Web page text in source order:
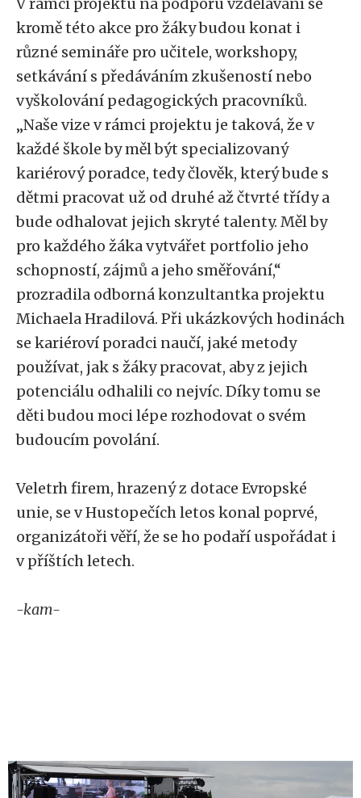
kromě této akce pro žáky budou konat i
různé semináře pro učitele, workshopy,
setkávání s předáváním zkušeností nebo
vyškolování pedagogických pracovníků.
„Naše vize v rámci projektu je taková, že v
každé škole by měl být specializovaný
kariérový poradce, tedy člověk, který bude s
dětmi pracovat už od druhé až čtvrté třídy a
bude odhalovat jejich skryté talenty. Měl by
pro každého žáka vytvářet portfolio jeho
schopností, zájmů a jeho směřování,“
prozradila odborná konzultantka projektu
Michaela Hradilová. Při ukázkových hodinách
se kariéroví poradci naučí, jaké metody
používat, jak s žáky pracovat, aby z jejich
potenciálu odhalili co nejvíc. Díky tomu se
děti budou moci lépe rozhodovat o svém
budoucím povolání.
Veletrh firem, hrazený z dotace Evropské
unie, se v Hustopečích letos konal poprvé,
organizátoři věří, že se ho podaří uspořádat i
v příštích letech.
-kam-